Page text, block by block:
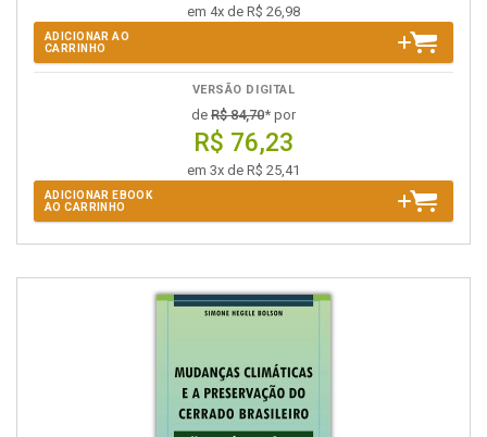
em 4x de R$ 26,98
ADICIONAR AO
CARRINHO
VERSÃO DIGITAL
de R$ 84,70* por
R$ 76,23
em 3x de R$ 25,41
ADICIONAR EBOOK
AO CARRINHO